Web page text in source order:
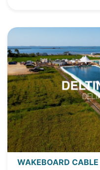
WAKEBOARD CABLE